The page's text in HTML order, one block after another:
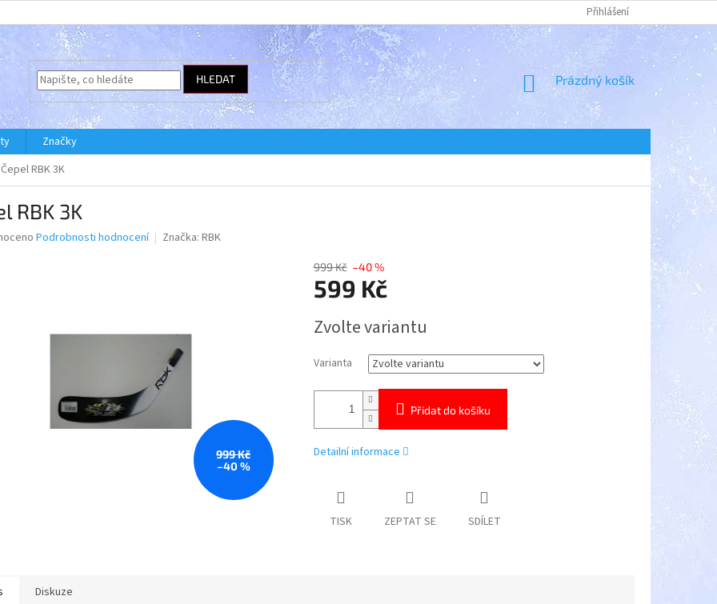
Přihlášení
HLEDAT
NÁKUPNÍ
KOŠÍK
Prázdný košík
Značky
Čepel RBK 3K
RBK 3K
Podrobnosti hodnocení Značka: RBK
999 Kč
–40 %
999 Kč –40 %
599 Kč
cena:
Zvolte variantu
Varianta
Přidat do košíku
Detailní informace
TISK ZEPTAT SE SDÍLET
Diskuze